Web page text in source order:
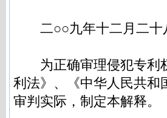
二○○九年十二月二
为正确审理侵犯专利
利法》、《中华人民共和
审判实际，制定本解释。